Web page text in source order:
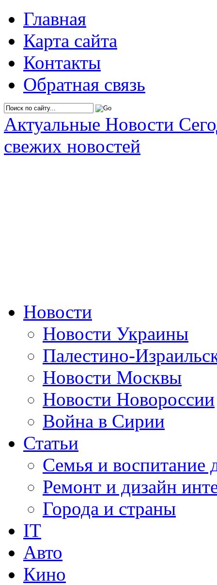
Главная
Карта сайта
Контакты
Обратная связь
Актуальные Новости
свежих новостей
Новости
Новости Украины
Палестино-
Новости Москвы
Новости Новороссии
Война в Сирии
Статьи
Семья и воспитание
Ремонт и дизайн
Города и страны
IT
Авто
Кино